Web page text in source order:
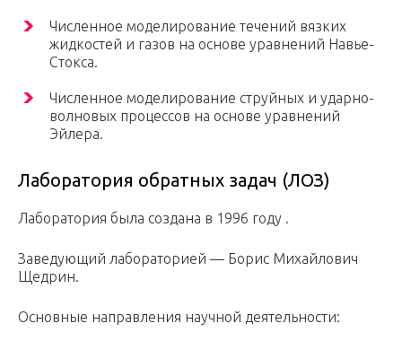
Численное моделирование течений вязких
жидкостей и газов на основе уравнений Навье-
Стокса.
Численное моделирование струйных и ударно-
волновых процессов на основе уравнений
Эйлера.
Лаборатория обратных задач (ЛОЗ)
Лаборатория была создана в 1996 году .
Заведующий лабораторией — Борис Михайлович
Щедрин.
Основные направления научной деятельности: